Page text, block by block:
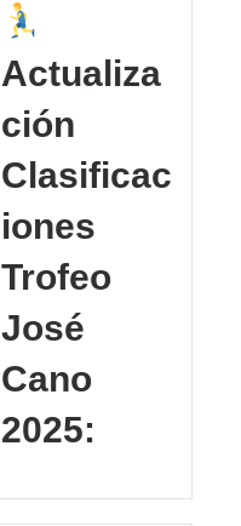
Actualiza
ción
Clasificac
iones
Trofeo
José
Cano
2025: